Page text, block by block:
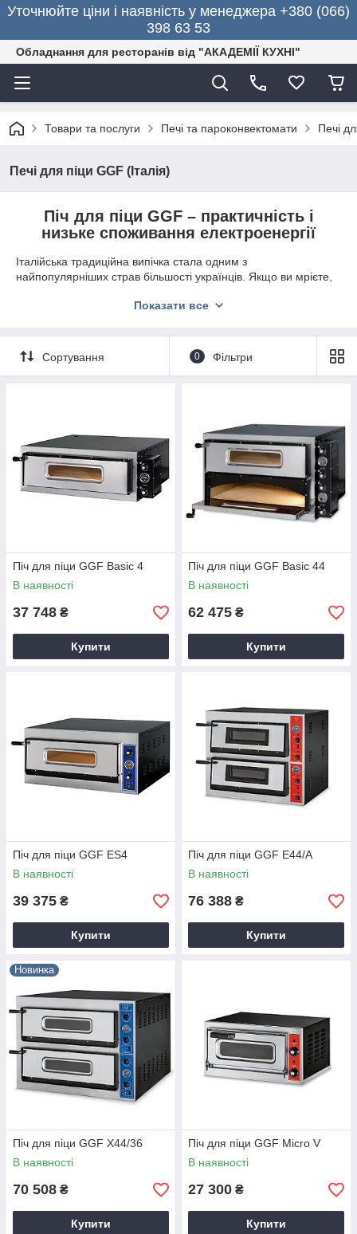
Уточнюйте ціни і наявність у менеджера +380 (066)
398 63 53
Обладнання для ресторанів від "АКАДЕМІЇ КУХНІ"
Товари та послуги Печі та пароконвектомати Печі
Печі для піци GGF (Італія)
Піч для піци GGF – практичність і
низьке споживання електроенергії
Італійська традиційна випічка стала одним з
найпопулярніших страв більшості українців. Якщо ви мрієте,
піч для піци GGF з високим рівнем
швидкий розігрів внутрішньої камери до необхідної
температури.
Клієнти можуть купити теплове обладнання у компанії
поді, здатного акумулювати тепло для якісного випікання.
Показати все
Сортування 0 Фільтри
Піч для піци GGF Basic 4
В наявності
37 748 ₴
Купити
Піч для піци GGF Basic 44
В наявності
62 475 ₴
Купити
Піч для піци GGF ES4
В наявності
39 375 ₴
Купити
Піч для піци GGF E44/A
В наявності
76 388 ₴
Купити
Новинка
Піч для піци GGF X44/36
В наявності
70 508 ₴
Купити
Піч для піци GGF Micro V
В наявності
27 300 ₴
Купити